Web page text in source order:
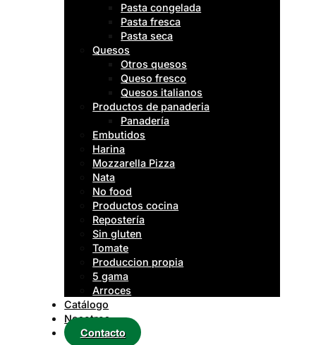
Pasta congelada
Pasta fresca
Pasta seca
Quesos
Otros quesos
Queso fresco
Quesos italianos
Productos de panaderia
Panadería
Embutidos
Harina
Mozzarella Pizza
Nata
No food
Productos cocina
Repostería
Sin gluten
Tomate
Produccion propia
5 gama
Arroces
Catálogo
Nosotros
Contacto